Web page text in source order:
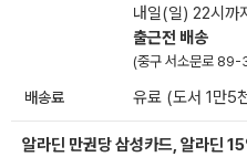
내일(일) 22시까
출근전 배송
(중구 서소문로 89-
배송료 유료 (도서 1만5
알라딘 만권당 삼성카드, 알라딘